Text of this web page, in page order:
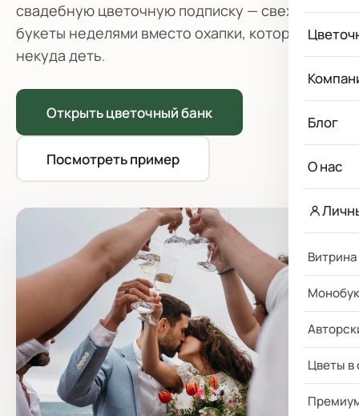
Блог
О нас
Цветы в
свадебную цветочную подписку — свежие
букеты неделями вместо охапки, которую
некуда деть.
Открыть цветочный банк
Посмотреть пример